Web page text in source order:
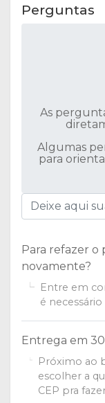
Perguntas
As
Algumas
para
Para refazer o
novamente?
Entre em
é
Entrega em
Próximo ao
escolher a
CEP pra